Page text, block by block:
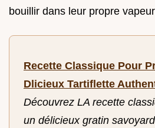
bouillir dans leur propre
Recette Classique Pour
Dlicieux Tartiflette
Découvrez LA recette
un délicieux gratin